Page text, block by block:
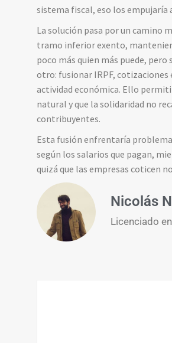
sistema fiscal, eso los empujaría
La solución pasa por un camino
tramo inferior exento,
poco más quien más puede,
otro: fusionar IRPF,
actividad económica. Ello
natural y que la solidaridad no
contribuyentes.
Esta fusión enfrentaría
según los salarios que pagan,
quizá que las empresas coticen
Nicolás
Licenciado